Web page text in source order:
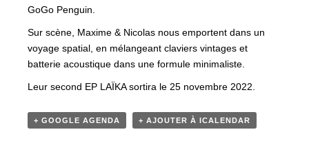
GoGo Penguin.
Sur scène, Maxime & Nicolas nous emportent dans un
voyage spatial, en mélangeant claviers vintages et
batterie acoustique dans une formule minimaliste.
Leur second EP LAÏKA sortira le 25 novembre 2022.
+ GOOGLE AGENDA + AJOUTER À ICALENDAR